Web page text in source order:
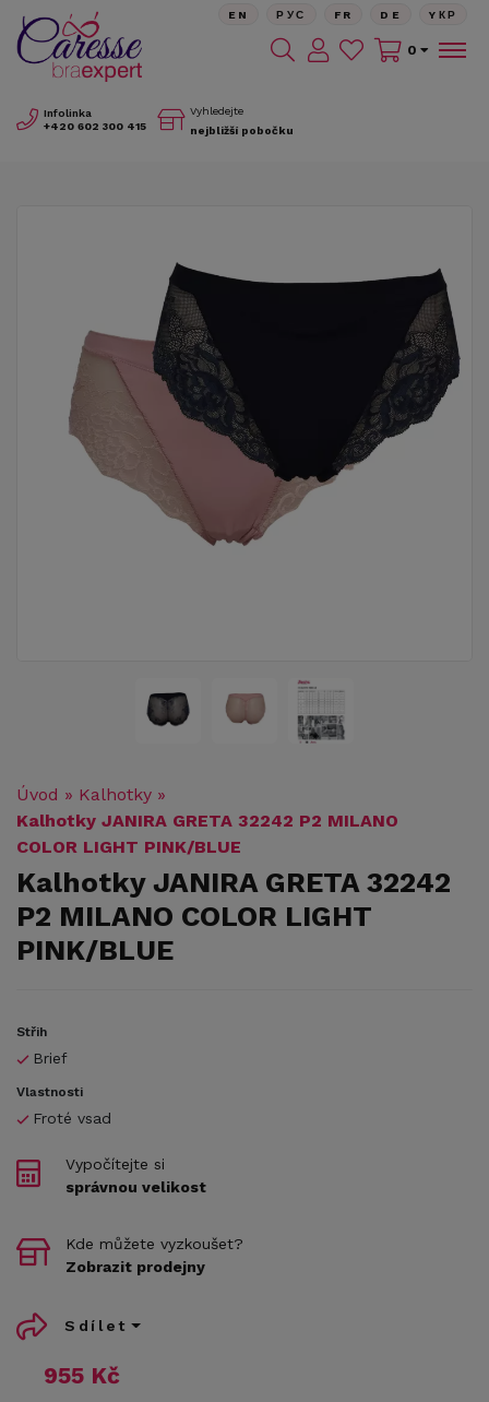
Infolinka
+420 602 300 415
Vyhledejte
nejbližší pobočku
EN РУС FR DE YКР
0
Úvod » Kalhotky »
Kalhotky JANIRA GRETA 32242 P2 MILANO
COLOR LIGHT PINK/BLUE
Kalhotky JANIRA GRETA 32242
P2 MILANO COLOR LIGHT
PINK/BLUE
Střih
Brief
Vlastnosti
Froté vsad
955 Kč
Vypočítejte si
správnou velikost
Kde můžete vyzkoušet?
Zobrazit prodejny
Sdílet